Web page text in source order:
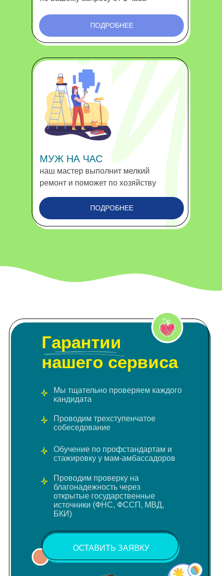
МУЖ НА ЧАС
наш мастер выполнит мелкий
ремонт и поможет по хозяйству
ПОДРОБНЕЕ
ПОДРОБНЕЕ
Гарантии
нашего сервиса
Мы тщательно проверяем каждого
кандидата
Проводим трехступенчатое
собеседование
Обучение по профстандартам и
стажировку у мам-амбассадоров
Проводим проверку на
благонадежность через
открытые государственные
источники (ФНС, ФССП, МВД,
БКИ)
ОСТАВИТЬ ЗАЯВКУ